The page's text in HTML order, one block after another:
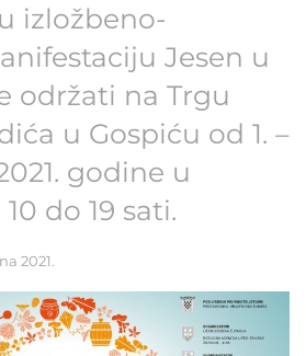
izložbeno-
Jesen u
održati na Trgu
u Gospiću od 1. –
godine u
do 19 sati.
2021.